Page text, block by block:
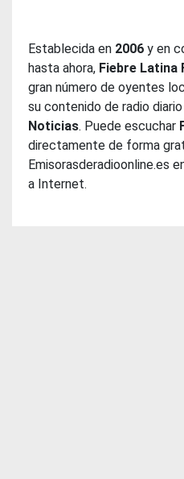
Establecida en 2006 y en
hasta ahora, Fiebre Latina
gran número de oyentes
su contenido de radio
Noticias. Puede escuchar
directamente de forma
Emisorasderadioonline.es
a Internet.